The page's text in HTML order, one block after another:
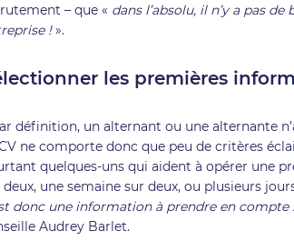
– que « dans l’absolu, il n’y a pas
!».
les premières
définition, un alternant ou une alternante
ne comporte donc que peu de critères
quelques-uns qui aident à opérer une
deux, une semaine sur deux, ou plusieurs
donc une information à prendre en
Audrey Barlet.